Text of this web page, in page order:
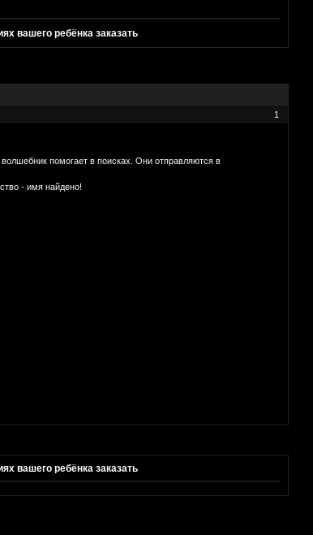
вашего ребёнка заказать
1
помогает в поисках. Они отправляются в
- имя найдено!
вашего ребёнка заказать